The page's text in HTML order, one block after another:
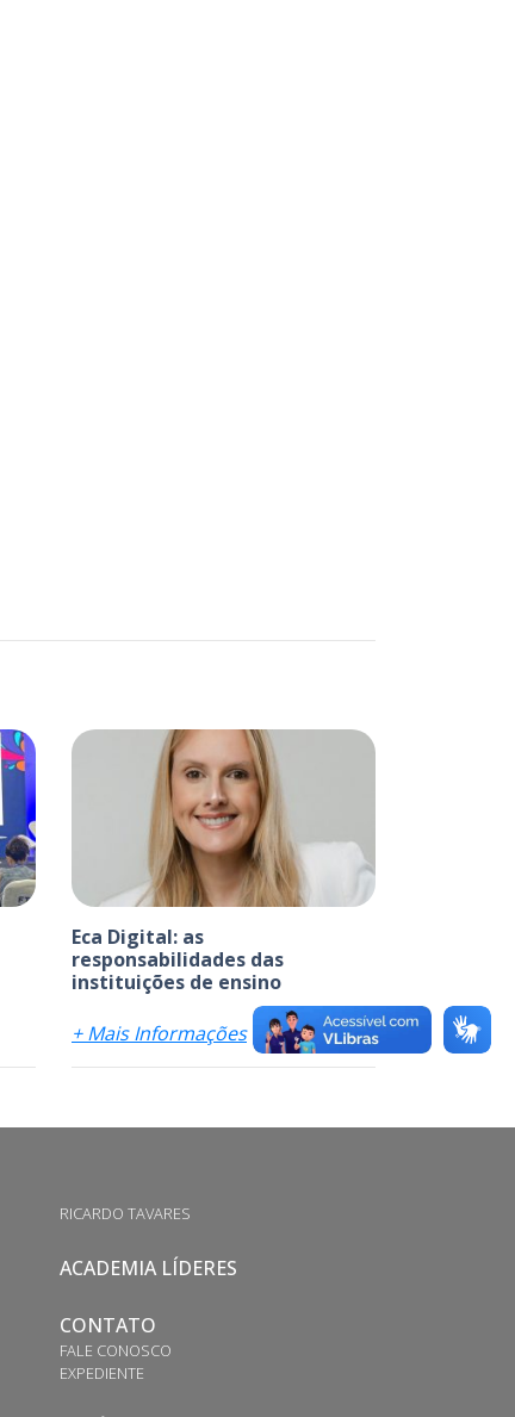
Eca Digital: as
responsabilidades das
instituições de ensino
+ Mais Informações
RICARDO TAVARES
ACADEMIA LÍDERES
CONTATO
FALE CONOSCO
EXPEDIENTE